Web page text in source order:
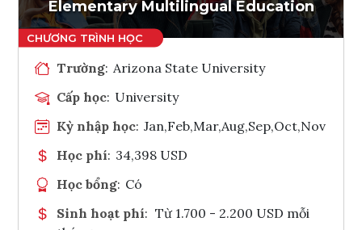
Elementary Multilingual Education
Trường: Arizona State University
Cấp học: University
Kỳ nhập học: Jan,Feb,Mar,Aug,Sep,Oct,Nov
Học phí: 34,398 USD
Học bổng: Có
Sinh hoạt phí: Từ 1.700 - 2.200 USD mỗi